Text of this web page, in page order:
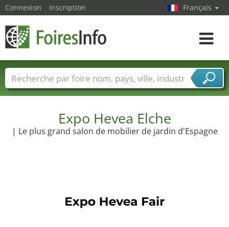
Expo Hevea Elche
| Le plus grand salon de mobilier de jardin d'Espagne
Connexion Inscription Français
Toggle
Foire noms Pays Villes
Secteurs de foire